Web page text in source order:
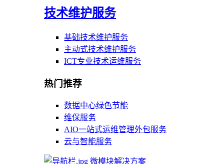
技术维护服务
基础技术维护服务
主动式技术维护服务
ICT专业技术运维服务
热门推荐
数据中心绿色节能
维保服务
AIO一站式运维管理外包服务
云与智能服务
微模块解决方案